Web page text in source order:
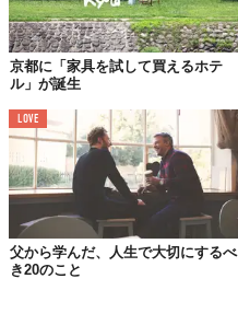
京都に「家具を試して買えるホテ
ル」が誕生
LOVE
父から学んだ、人生で大切にするべ
き20のこと